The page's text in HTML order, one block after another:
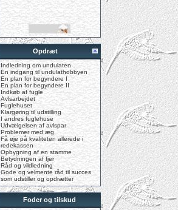
Opdræt
Indledning om undulaten
En indgang til undulathobbyen
En plan for begyndere I
En plan for begyndere II
Indkøb af fugle
Avlsarbejdet
Fuglehuset
Klargøring til udstilling
I andres fuglehuse
Udvælgelsen af avlspar
Problemer med æg
Få øje på kvaliteten allerede i
redekassen
Opbygning af en stamme
Betydningen af fjer
Råd og vildledning
Gode og velmente råd til succes
som udstiller og opdrætter
Foder og tilskud